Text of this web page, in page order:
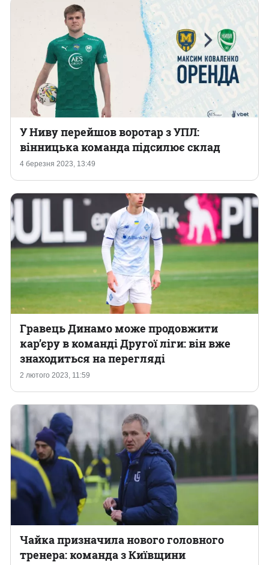
4 березня 2023, 13:49
У Ниву перейшов воротар з УПЛ:
вінницька команда підсилює склад
2 лютого 2023, 11:59
Гравець Динамо може продовжити
кар’єру в команді Другої ліги: він вже
знаходиться на перегляді
Чайка призначила нового головного
тренера: команда з Київщини